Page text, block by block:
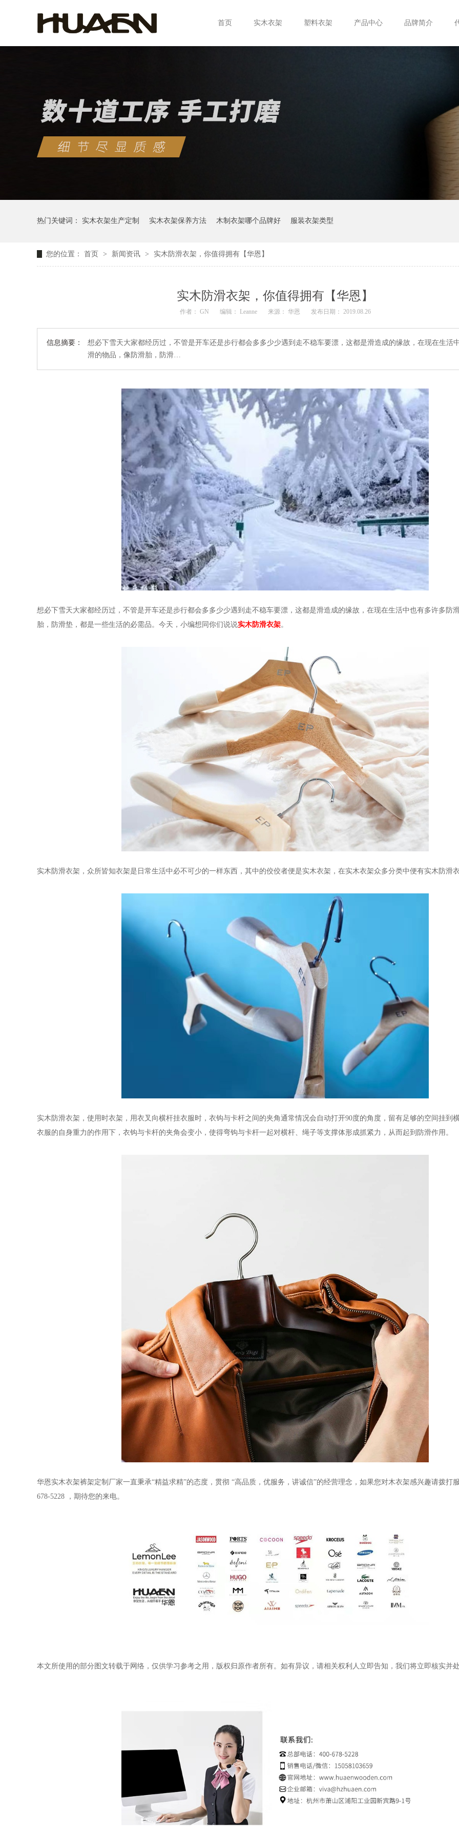
首页 实木衣架 塑料衣架 产品中心 品牌简介
热门关键词： 实木衣架生产定制 实木衣架保养方法 木制衣架哪个品牌好 服装衣架类型
您的位置： 首页 > 新闻资讯 > 实木防滑衣架，你值得拥有【华恩】
实木防滑衣架，你值得拥有【华恩】
作者： GN 编辑： Leanne 来源： 华恩 发布日期： 2019.08.26
信息摘要：
想必下雪天大家都经历过，不管是开车还是步行都会多多少少遇到走不稳车要漂，这都是滑造成的缘故，在现在生活
滑的物品，像防滑胎，防滑…
想必下雪天大家都经历过，不管是开车还是步行都会多多少少遇到走不稳车要漂，这都是滑造成的缘故，在现在生活中也有多许多防
胎，防滑垫，都是一些生活的必需品。今天，小编想同你们说说实木防滑衣架。
实木防滑衣架，众所皆知衣架是日常生活中必不可少的一样东西，其中的佼佼者便是实木衣架，在实木衣架众多分类中便有实木防滑
实木防滑衣架， 使用时衣架，用衣叉向横杆挂衣服时，衣钩与卡杆之间的夹角通常情况会自动打开90度的角度，留有足够的空间挂到
衣服的自身重力的作用下，衣钩与卡杆的夹角会变小，使得弯钩与卡杆一起对横杆、绳子等支撑体形成抓紧力，从而起到防滑作用。
华恩实木衣架裤架定制厂家一直秉承“精益求精”的态度，贯彻 “高品质，优服务，讲诚信”的经营理念，如果您对木衣架感兴趣请拨打
678-5228 ，期待您的来电。
本文所使用的部分图文转载于网络，仅供学习参考之用，版权归原作者所有。如有异议，请相关权利人立即告知，我们将立即核实并